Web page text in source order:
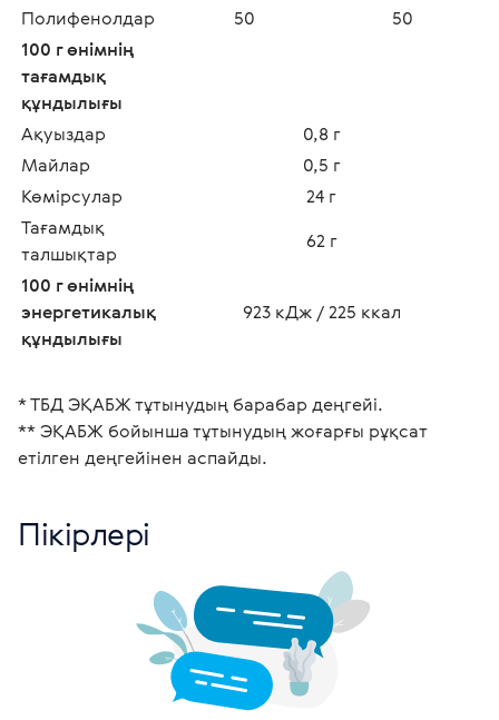
Полифенолдар
50
50
100 г өнімнің
тағамдық
құндылығы
Ақуыздар
0,8 г
Майлар
0,5 г
Көмірсулар
24 г
Тағамдық
талшықтар
62 г
100 г өнімнің
энергетикалық
құндылығы
923 кДж / 225 ккал
* ТБД ЭҚАБЖ тұтынудың барабар деңгейі.
** ЭҚАБЖ бойынша тұтынудың жоғарғы рұқсат
етілген деңгейінен аспайды.
Пікірлері